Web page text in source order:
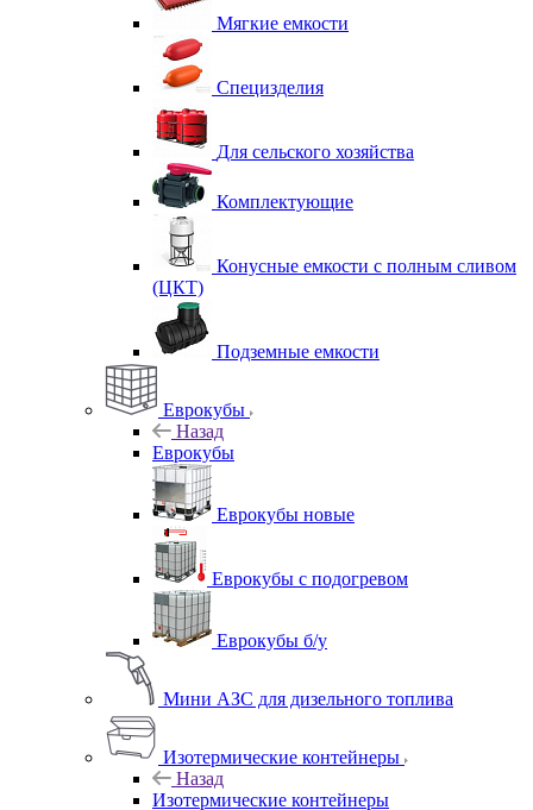
Мягкие емкости
Специзделия
Для сельского хозяйства
Комплектующие
Конусные емкости с полным сливом
(ЦКТ)
Подземные емкости
Еврокубы
Назад
Еврокубы
Еврокубы новые
Еврокубы с подогревом
Еврокубы б/у
Мини АЗС для дизельного топлива
Изотермические контейнеры
Назад
Изотермические контейнеры